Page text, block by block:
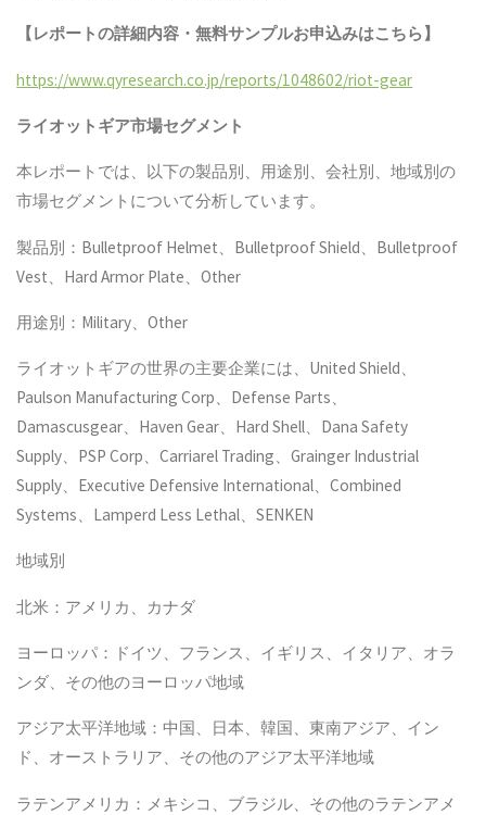
【レポートの詳細内容・無料サンプルお申込みはこちら】
https://www.qyresearch.co.jp/reports/1048602/riot-gear
ライオットギア市場セグメント
本レポートでは、以下の製品別、用途別、会社別、地域別の
市場セグメントについて分析しています。
製品別：Bulletproof Helmet、Bulletproof Shield、Bulletproof
Vest、Hard Armor Plate、Other
用途別：Military、Other
ライオットギアの世界の主要企業には、United Shield、
Paulson Manufacturing Corp、Defense Parts、
Damascusgear、Haven Gear、Hard Shell、Dana Safety
Supply、PSP Corp、Carriarel Trading、Grainger Industrial
Supply、Executive Defensive International、Combined
Systems、Lamperd Less Lethal、SENKEN
地域別
北米：アメリカ、カナダ
ヨーロッパ：ドイツ、フランス、イギリス、イタリア、オラ
ンダ、その他のヨーロッパ地域
アジア太平洋地域：中国、日本、韓国、東南アジア、イン
ド、オーストラリア、その他のアジア太平洋地域
ラテンアメリカ：メキシコ、ブラジル、その他のラテンアメ